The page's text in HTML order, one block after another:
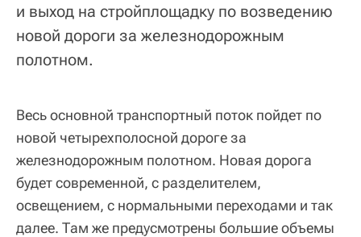
и выход на стройплощадку по возведению
новой дороги за железнодорожным
полотном.
Весь основной транспортный поток пойдет по
новой четырехполосной дороге за
железнодорожным полотном. Новая дорога
будет современной, с разделителем,
освещением, с нормальными переходами и так
далее. Там же предусмотрены большие объемы